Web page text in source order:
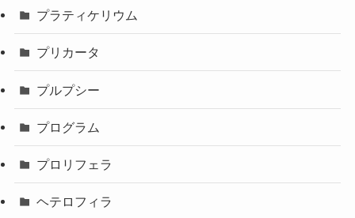
プラティケリウム
プリカータ
プルプシー
プログラム
プロリフェラ
ヘテロフィラ